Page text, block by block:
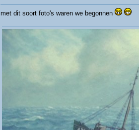
met dit soort foto's waren we begonnen